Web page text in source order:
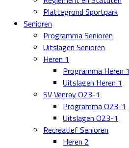
Plattegrond Sportpark
Senioren
Programma Senioren
Uitslagen Senioren
Heren 1
Programma Heren 1
Uitslagen Heren 1
SV Venray O23-1
Programma O23-1
Uitslagen O23-1
Recreatief Senioren
Heren 2